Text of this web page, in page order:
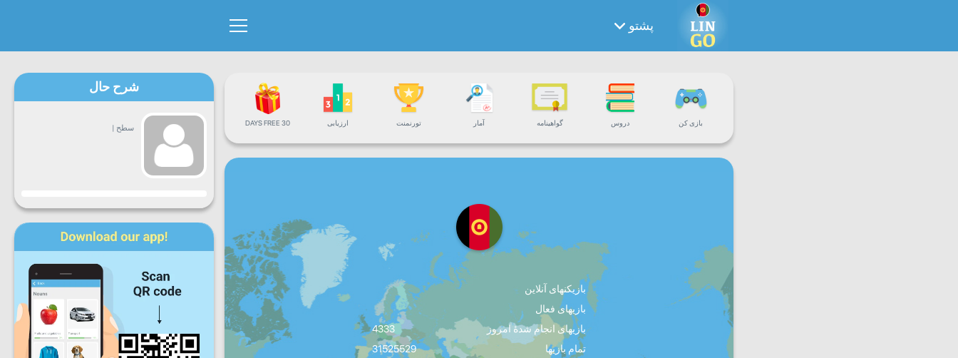
پشتو
بازی کن دروس گواهینامه آمار تورنمنت ارزیابی 30 DAYS FREE
بازیکنهای آنلاین
بازیهای فعال
بازیهای انجام شدۀ امروز
4333
تمام بازیها
31525529
شرح حال
سطح |
پیشرفت
دوشنبه سه پنجشنبه
جمعه شنبه